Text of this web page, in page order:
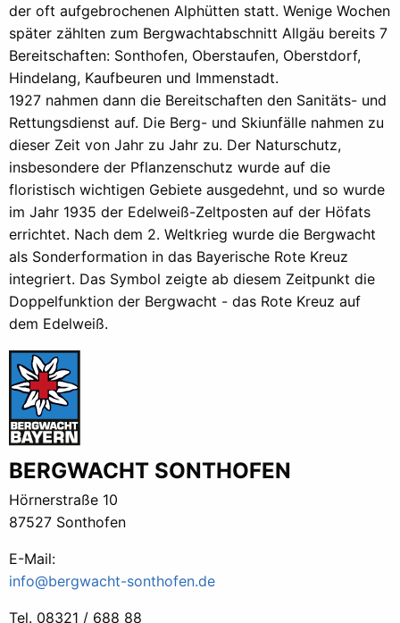
der oft aufgebrochenen Alphütten statt. Wenige Wochen
später zählten zum Bergwachtabschnitt Allgäu bereits 7
Bereitschaften: Sonthofen, Oberstaufen, Oberstdorf,
Hindelang, Kaufbeuren und Immenstadt.
1927 nahmen dann die Bereitschaften den Sanitäts- und
Rettungsdienst auf. Die Berg- und Skiunfälle nahmen zu
dieser Zeit von Jahr zu Jahr zu. Der Naturschutz,
insbesondere der Pflanzenschutz wurde auf die
floristisch wichtigen Gebiete ausgedehnt, und so wurde
im Jahr 1935 der Edelweiß-Zeltposten auf der Höfats
errichtet. Nach dem 2. Weltkrieg wurde die Bergwacht
als Sonderformation in das Bayerische Rote Kreuz
integriert. Das Symbol zeigte ab diesem Zeitpunkt die
Doppelfunktion der Bergwacht - das Rote Kreuz auf
dem Edelweiß.
BERGWACHT SONTHOFEN
Hörnerstraße 10
87527 Sonthofen
E-Mail:
info@bergwacht-sonthofen.de
Tel. 08321 / 688 88